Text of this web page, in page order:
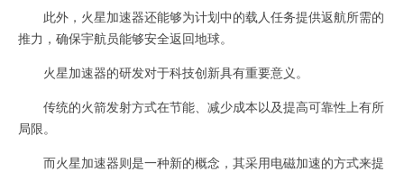
此外，火星加速器还能够为计划中的载人任务提供返航所需的
推力，确保宇航员能够安全返回地球。
火星加速器的研发对于科技创新具有重要意义。
传统的火箭发射方式在节能、减少成本以及提高可靠性上有所
局限。
而火星加速器则是一种新的概念，其采用电磁加速的方式来提